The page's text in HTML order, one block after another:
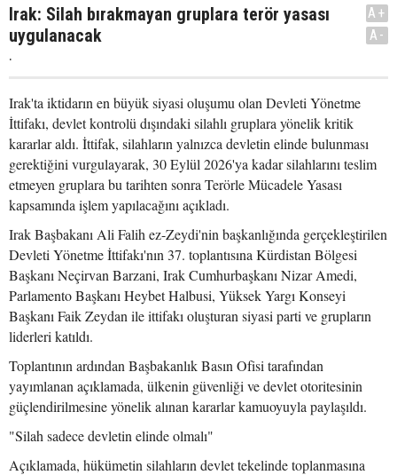
Irak: Silah bırakmayan gruplara terör yasası
uygulanacak
.
A+
A-
Irak'ta iktidarın en büyük siyasi oluşumu olan Devleti Yönetme
İttifakı, devlet kontrolü dışındaki silahlı gruplara yönelik kritik
kararlar aldı. İttifak, silahların yalnızca devletin elinde bulunması
gerektiğini vurgulayarak, 30 Eylül 2026'ya kadar silahlarını teslim
etmeyen gruplara bu tarihten sonra Terörle Mücadele Yasası
kapsamında işlem yapılacağını açıkladı.
Irak Başbakanı Ali Falih ez-Zeydi'nin başkanlığında gerçekleştirilen
Devleti Yönetme İttifakı'nın 37. toplantısına Kürdistan Bölgesi
Başkanı Neçirvan Barzani, Irak Cumhurbaşkanı Nizar Amedi,
Parlamento Başkanı Heybet Halbusi, Yüksek Yargı Konseyi
Başkanı Faik Zeydan ile ittifakı oluşturan siyasi parti ve grupların
liderleri katıldı.
Toplantının ardından Başbakanlık Basın Ofisi tarafından
yayımlanan açıklamada, ülkenin güvenliği ve devlet otoritesinin
güçlendirilmesine yönelik alınan kararlar kamuoyuyla paylaşıldı.
"Silah sadece devletin elinde olmalı"
Açıklamada, hükümetin silahların devlet tekelinde toplanmasına